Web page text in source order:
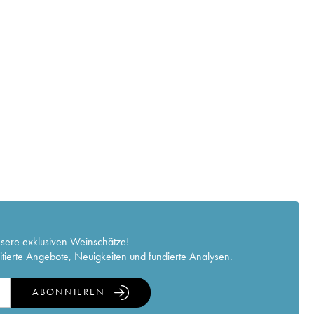
exklusiven Weinschätze!
Angebote, Neuigkeiten und fundierte Analysen.
ABONNIEREN